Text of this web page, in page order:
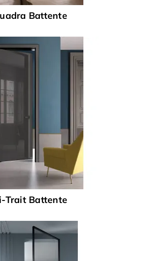
Battente
Trait Battente